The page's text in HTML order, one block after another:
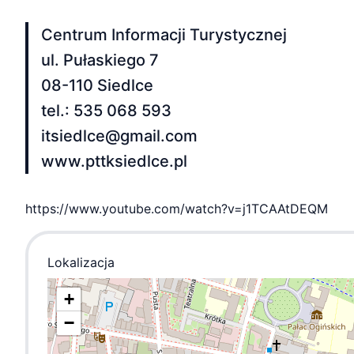
Centrum Informacji Turystycznej
ul. Pułaskiego 7
08-110 Siedlce
tel.: 535 068 593
itsiedlce@gmail.com
www.pttksiedlce.pl
https://www.youtube.com/watch?v=j1TCAAtDEQM
Lokalizacja
+
−